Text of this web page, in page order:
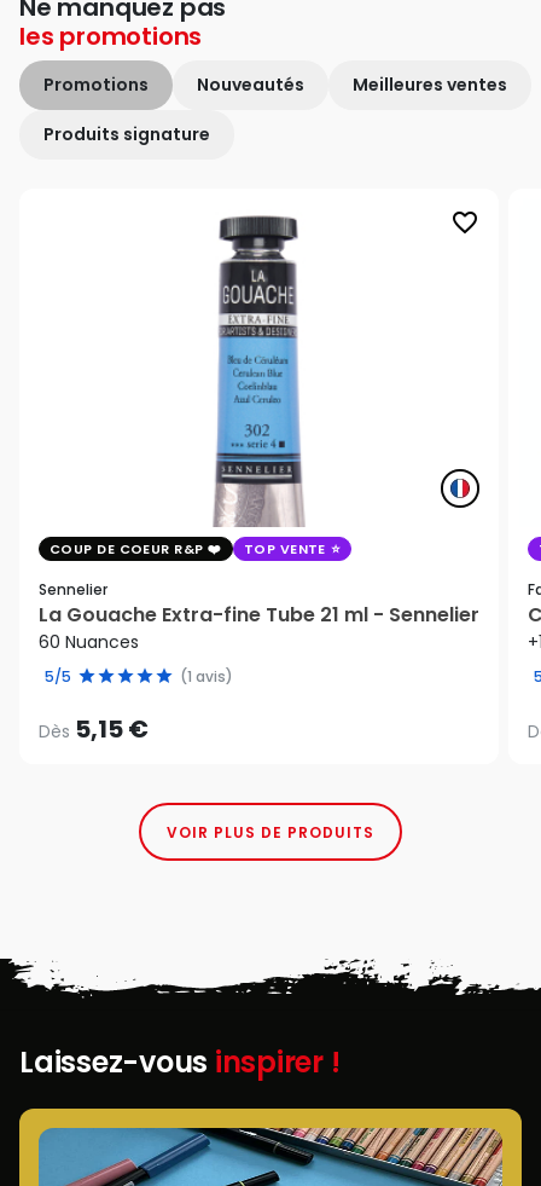
Ne manquez pas
les promotions
Promotions Nouveautés Meilleures ventes
Produits signature
favorite_border
COUP DE COEUR R&P TOP VENTE
Sennelier
La Gouache Extra-fine Tube 21 ml - Sennelier
60 Nuances
5/5 (1 avis)
Dès 5,15 €
VOIR PLUS DE PRODUITS
Laissez-vous inspirer !